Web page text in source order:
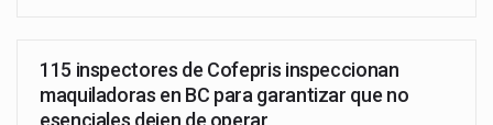
115 inspectores de Cofepris inspeccionan
maquiladoras en BC para garantizar que no
esenciales dejen de operar